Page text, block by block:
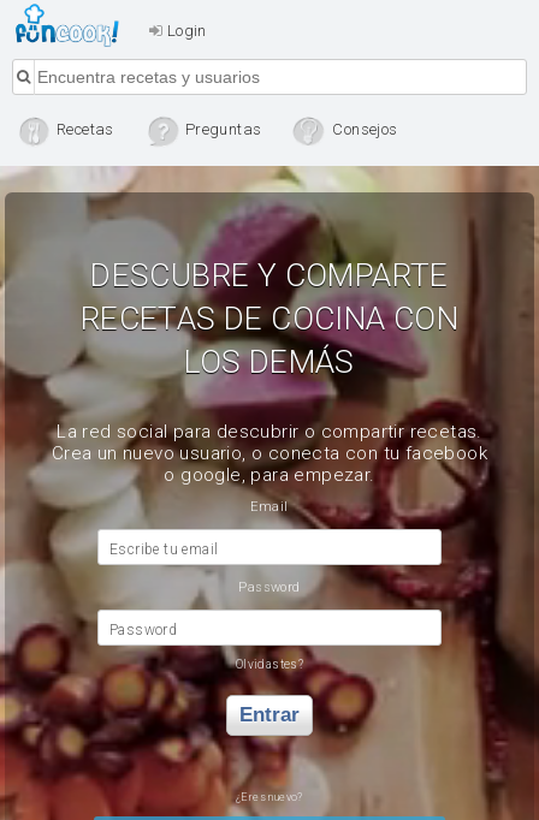
Login
Recetas Preguntas Consejos
DESCUBRE Y COMPARTE
RECETAS DE COCINA CON
LOS DEMÁS
La red social para descubrir o compartir recetas.
Crea un nuevo usuario, o conecta con tu facebook
o google, para empezar.
Email
Escribe tu email
Password
Password
Olvidastes?
Entrar
¿Eres nuevo?